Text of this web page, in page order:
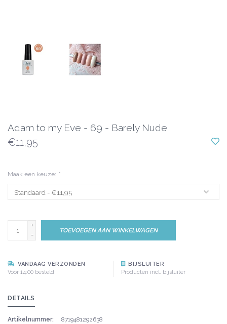
Adam to my Eve - 69 - Barely Nude
€11,95
Maak een keuze: *
+
-
TOEVOEGEN AAN WINKELWAGEN
VANDAAG VERZONDEN
Voor 14:00 besteld
BIJSLUITER
Producten incl. bijsluiter
DETAILS
Artikelnummer: 8719481292638